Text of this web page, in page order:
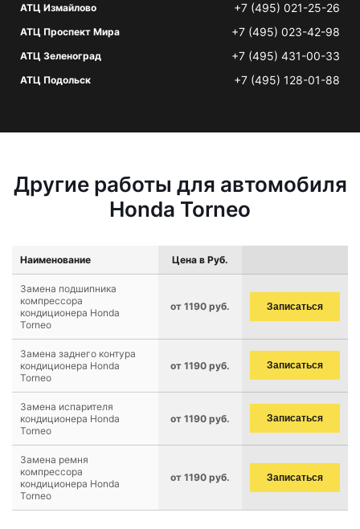
АТЦ Измайлово +7 (495) 021-25-26
АТЦ Проспект Мира +7 (495) 023-42-98
АТЦ Зеленоград +7 (495) 431-00-33
АТЦ Подольск +7 (495) 128-01-88
Другие работы для автомобиля
Honda Torneo
Наименование Цена в Руб.
Замена подшипника
компрессора
кондиционера Honda
Torneo
от 1190 руб. Записаться
Замена заднего контура
кондиционера Honda
Torneo
от 1190 руб. Записаться
Замена испарителя
кондиционера Honda
Torneo
от 1190 руб. Записаться
Замена ремня
компрессора
кондиционера Honda
Torneo
от 1190 руб. Записаться